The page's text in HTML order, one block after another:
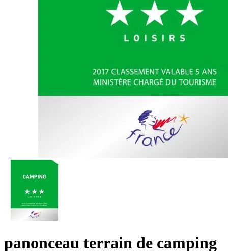
panonceau terrain de camping